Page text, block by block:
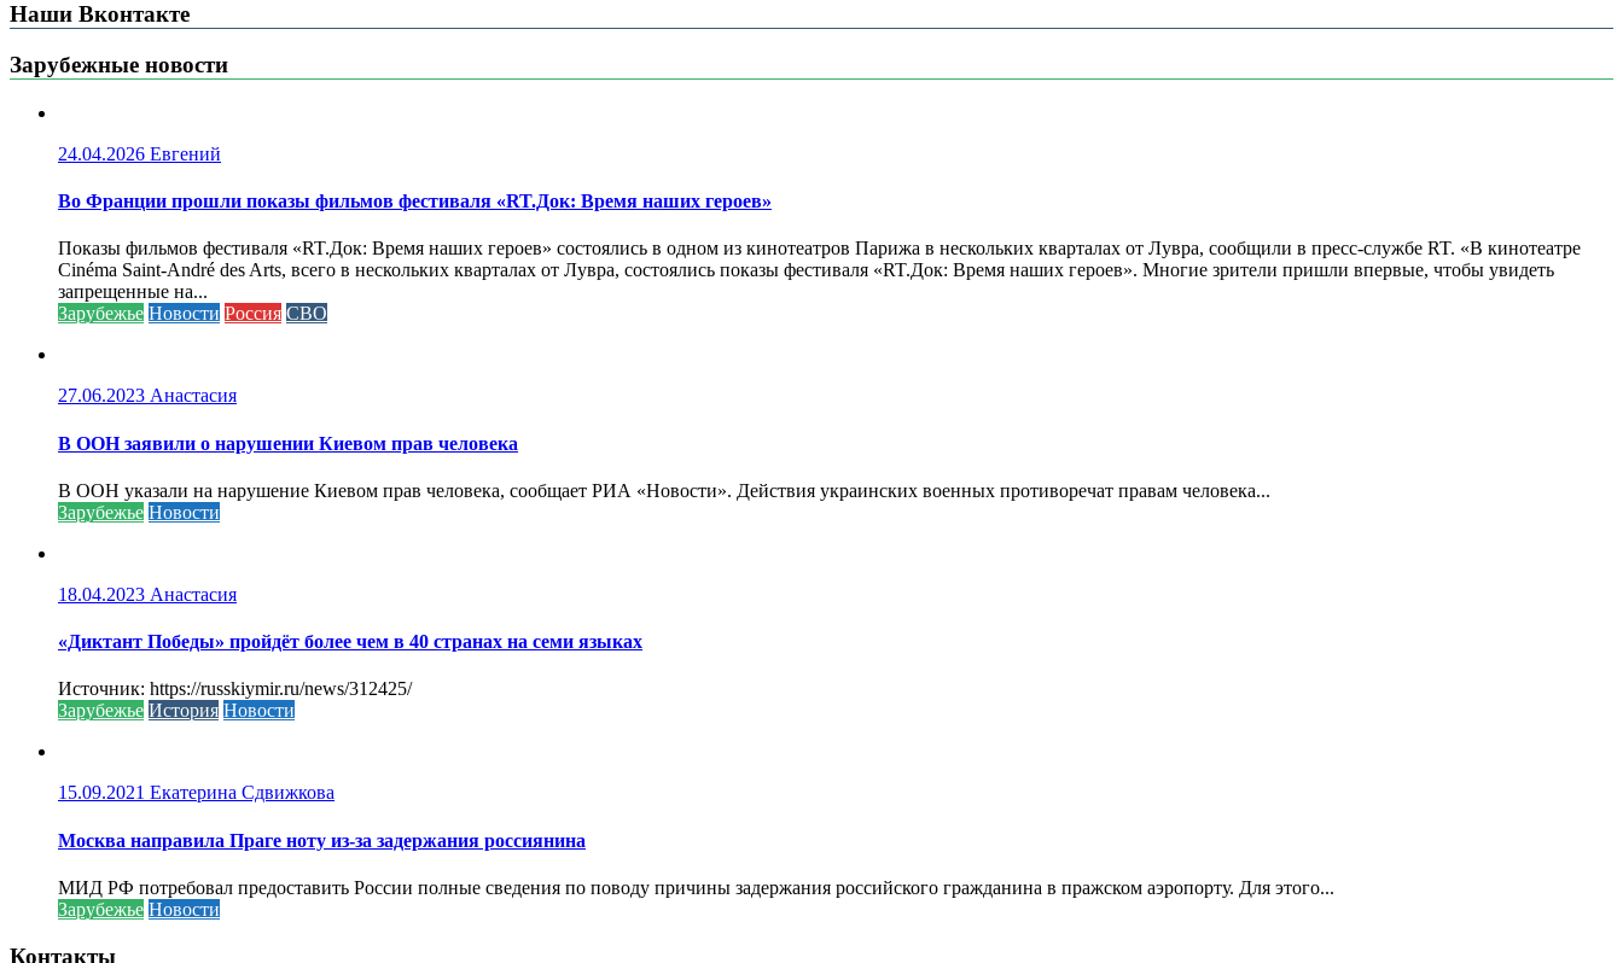
Наши Вконтакте
Зарубежные новости
24.04.2026 Евгений
Во Франции прошли показы фильмов фестиваля «RT.Док: Время наших героев»
Показы фильмов фестиваля «RT.Док: Время наших героев» состоялись в одном из кинотеатров Парижа в нескольких кварталах от Лувра, сообщили в пресс-службе RT. «В кинотеатре
Cinéma Saint-André des Arts, всего в нескольких кварталах от Лувра, состоялись показы фестиваля «RT.Док: Время наших героев». Многие зрители пришли впервые, чтобы увидеть
запрещенные на...
Зарубежье Новости Россия СВО
27.06.2023 Анастасия
В ООН заявили о нарушении Киевом прав человека
В ООН указали на нарушение Киевом прав человека, сообщает РИА «Новости». Действия украинских военных противоречат правам человека...
Зарубежье Новости
18.04.2023 Анастасия
«Диктант Победы» пройдёт более чем в 40 странах на семи языках
Источник: https://russkiymir.ru/news/312425/
Зарубежье История Новости
15.09.2021 Екатерина Сдвижкова
Москва направила Праге ноту из-за задержания россиянина
МИД РФ потребовал предоставить России полные сведения по поводу причины задержания российского гражданина в пражском аэропорту. Для этого...
Зарубежье Новости
Контакты